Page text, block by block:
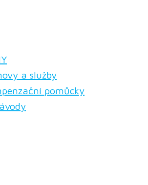
a služby
pomůcky